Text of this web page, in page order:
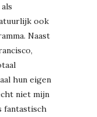
ook
Naast
hun eigen
niet mijn
fantastisch